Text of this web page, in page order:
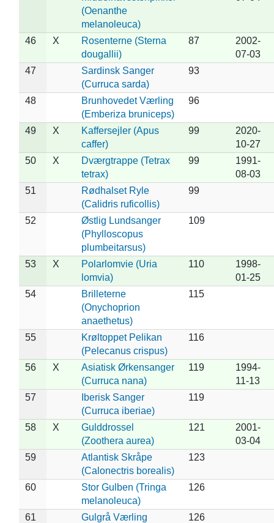
(Oenanthe
melanoleuca)
46 X
Rosenterne (Sterna
dougallii)
87
2002-
07-03
47
Sardinsk Sanger
(Curruca sarda)
93
48
Brunhovedet Værling
(Emberiza bruniceps)
96
49 X
Kaffersejler (Apus
caffer)
99
2020-
10-27
50
X
Dværgtrappe (Tetrax
tetrax)
99
1991-
08-03
51
Rødhalset Ryle
(Calidris ruficollis)
99
52
Østlig Lundsanger
(Phylloscopus
plumbeitarsus)
109
53 X
Polarlomvie (Uria
lomvia)
110
1998-
01-25
54
Brilleterne
(Onychoprion
anaethetus)
115
55
Krøltoppet Pelikan
(Pelecanus crispus)
116
56 X
Asiatisk Ørkensanger
(Curruca nana)
119
1994-
11-13
57
Iberisk Sanger
(Curruca iberiae)
119
58 X
Gulddrossel
(Zoothera aurea)
121
2001-
03-04
59
Atlantisk Skråpe
(Calonectris borealis)
123
60
Stor Gulben (Tringa
melanoleuca)
126
61
Gulgrå Værling
126